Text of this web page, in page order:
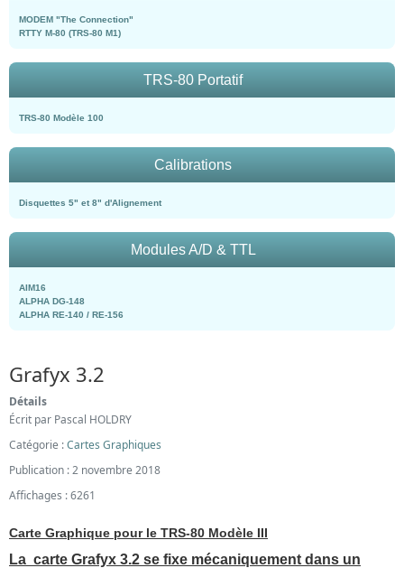
MODEM "The Connection"
RTTY M-80 (TRS-80 M1)
TRS-80 Portatif
TRS-80 Modèle 100
Calibrations
Disquettes 5" et 8" d'Alignement
Modules A/D & TTL
AIM16
ALPHA DG-148
ALPHA RE-140 / RE-156
Grafyx 3.2
Détails
Écrit par Pascal HOLDRY
Catégorie :Cartes Graphiques
Publication : 2 novembre 2018
Affichages : 6261
Carte Graphique pour le TRS-80 Modèle III
La carte Grafyx 3.2 se fixe mécaniquement dans un